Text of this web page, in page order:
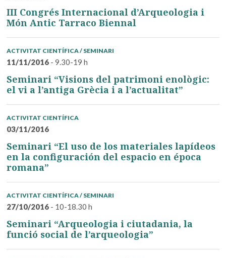
III Congrés Internacional d’Arqueologia i
Món Antic Tarraco Biennal
ACTIVITAT CIENTÍFICA / SEMINARI
11/11/2016 - 9.30-19 h
Seminari “Visions del patrimoni enològic:
el vi a l’antiga Grècia i a l’actualitat”
ACTIVITAT CIENTÍFICA
03/11/2016
Seminari “El uso de los materiales lapídeos
en la configuración del espacio en época
romana”
ACTIVITAT CIENTÍFICA / SEMINARI
27/10/2016 - 10-18.30 h
Seminari “Arqueologia i ciutadania, la
funció social de l’arqueologia”